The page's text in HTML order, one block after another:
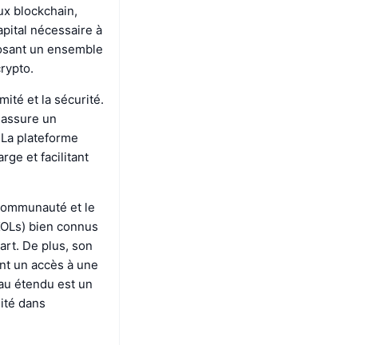
blockchain,
nécessaire à
un ensemble
et la sécurité.
un
plateforme
et facilitant
et le
bien connus
De plus, son
un accès à une
étendu est un
dans